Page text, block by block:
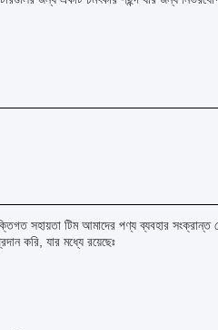
সহায়তা টিম আমাদের পণ্য ব্যবহার
করি, যার মধ্যে রয়েছেঃ